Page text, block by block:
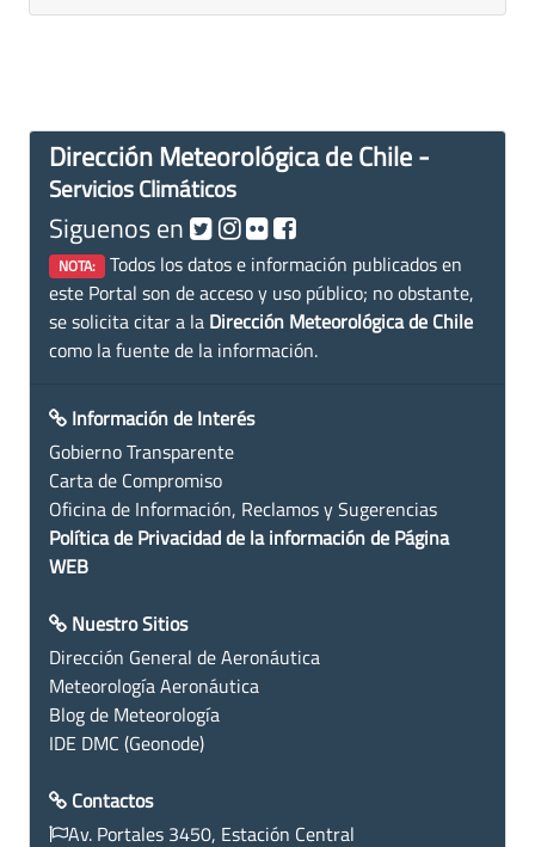
Dirección Meteorológica de Chile -
Servicios Climáticos
Siguenos en
NOTA: Todos los datos e información publicados en
este Portal son de acceso y uso público; no obstante,
se solicita citar a la Dirección Meteorológica de Chile
como la fuente de la información.
Información de Interés
Gobierno Transparente
Carta de Compromiso
Oficina de Información, Reclamos y Sugerencias
Política de Privacidad de la información de Página
WEB
Nuestro Sitios
Dirección General de Aeronáutica
Meteorología Aeronáutica
Blog de Meteorología
IDE DMC (Geonode)
Contactos
Av. Portales 3450, Estación Central